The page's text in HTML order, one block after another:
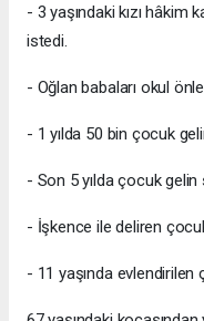
- 3 yaşındaki kızı hâkim
istedi.
- Oğlan babaları okul
- 1 yılda 50 bin çocuk
- Son 5 yılda çocuk gelin
- İşkence ile deliren
- 11 yaşında evlendirilen